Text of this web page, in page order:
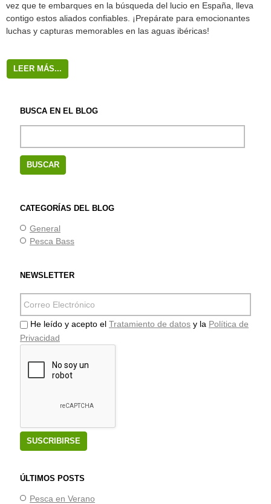
BUSCA EN EL BLOG
CATEGORÍAS DEL BLOG
General
Pesca Bass
NEWSLETTER
He leído y acepto el Tratamiento de datos y la Política de
Privacidad
ÚLTIMOS POSTS
Pesca en Verano
vez que te embarques en la búsqueda del lucio en España, lleva
contigo estos aliados confiables. ¡Prepárate para emocionantes
luchas y capturas memorables en las aguas ibéricas!
LEER MÁS...